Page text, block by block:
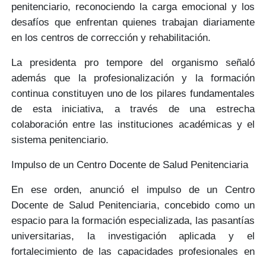
penitenciario, reconociendo la carga emocional y los
desafíos que enfrentan quienes trabajan diariamente
en los centros de corrección y rehabilitación.
La presidenta pro tempore del organismo señaló
además que la profesionalización y la formación
continuaconstituyen uno de los pilares fundamentales
de esta iniciativa, a través de unaestrecha
colaboraciónentre las instituciones académicas y el
sistema penitenciario.
Impulso de un Centro Docente de Salud Penitenciaria
En ese orden, anunció el impulso de unCentro
Docente de Salud Penitenciaria, concebido como un
espacio para la formación especializada, las pasantías
universitarias, la investigación aplicada y el
fortalecimiento de las capacidades profesionalesen